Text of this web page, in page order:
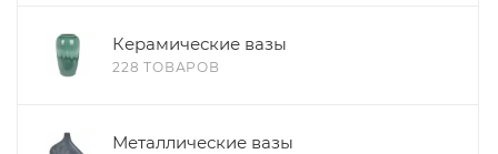
Керамические вазы
228 ТОВАРОВ
Металлические вазы